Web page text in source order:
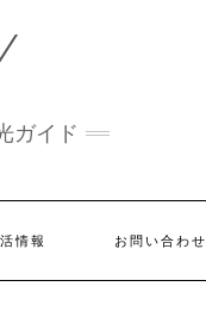
ガイド
情報 お問い合わせ